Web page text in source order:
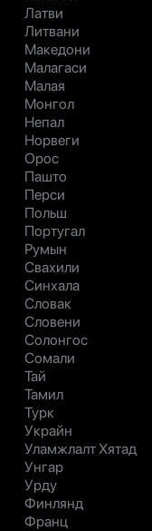
Латви
Литвани
Македони
Малагаси
Малая
Монгол
Непал
Норвеги
Орос
Пашто
Перси
Польш
Португал
Румын
Свахили
Синхала
Словак
Словени
Солонгос
Сомали
Тай
Тамил
Турк
Украйн
Уламжлалт Хятад
Унгар
Урду
Финлянд
Франц